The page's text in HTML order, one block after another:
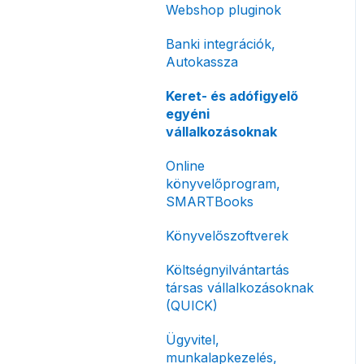
korlátozás
Fizetési módok
számlagenerálás
műveletek
Megbízott
Önszámlázás
Online fizetési
Postai szolgáltatás
csomagban
Előlegszámla, végszámla
E-számla
Devizás és idegen nyelvű
számlázás
Számla piszkozat
Ismétlődő számlázás
Webshop pluginok
Banki integrációk,
Autokassza
Keret- és adófigyelő
egyéni
vállalkozásoknak
Online
könyvelőprogram,
SMARTBooks
Könyvelőszoftverek
Költségnyilvántartás
társas vállalkozásoknak
(QUICK)
Ügyvitel,
munkalapkezelés,